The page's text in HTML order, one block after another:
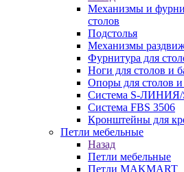
Механизмы и
столов
Подстолья
Механизмы
Фурнитура для
Ноги для столов и
Опоры для столов
Система S-ЛИНИЯ/
Система FBS 3506
Кронштейны для
Петли мебельные
Назад
Петли мебельные
Петли MAKMART